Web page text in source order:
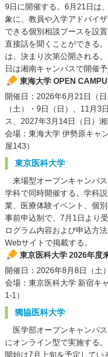
9日に開催する。6月21日は
象に、教員や入学アドバイ
できる個別相談ブースを設
直接話を聞くことができる
は、決まり次第公開される
日は湘南キャンパスで開催予
東海大学 OPEN
開催日：2026年6月21日（
（土）・9日（日）、11月
ス、2027年3月14日（日）
会場：東海大学 伊勢原キャ
屋143）
東京医科大学
来場型オープンキャンパ
学科で同時開催する。学科
業、医療体験イベント、個
事前申込制で、7月1日より
ログラム内容および申込方
Webサイトで掲載する。
東京医科大学 2026年度
開催日：2026年8月8日（土
会場：東京医科大学 新宿キ
1-1）
獨協医科大学
医学部オープンキャンパ
にオンライン型で実施する
開始は7月上旬を予定して